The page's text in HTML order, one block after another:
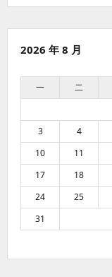
2026 年 8 月
一 二
3
4
10
11
17
18
24
25
31